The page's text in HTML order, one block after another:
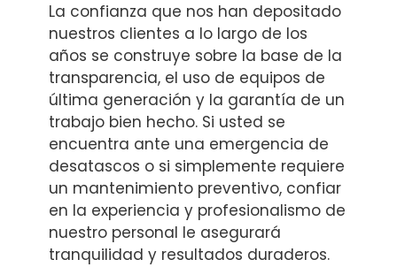
La confianza que nos han depositado
nuestros clientes a lo largo de los
años se construye sobre la base de la
transparencia, el uso de equipos de
última generación y la garantía de un
trabajo bien hecho. Si usted se
encuentra ante una emergencia de
desatascos o si simplemente requiere
un mantenimiento preventivo, confiar
en la experiencia y profesionalismo de
nuestro personal le asegurará
tranquilidad y resultados duraderos.